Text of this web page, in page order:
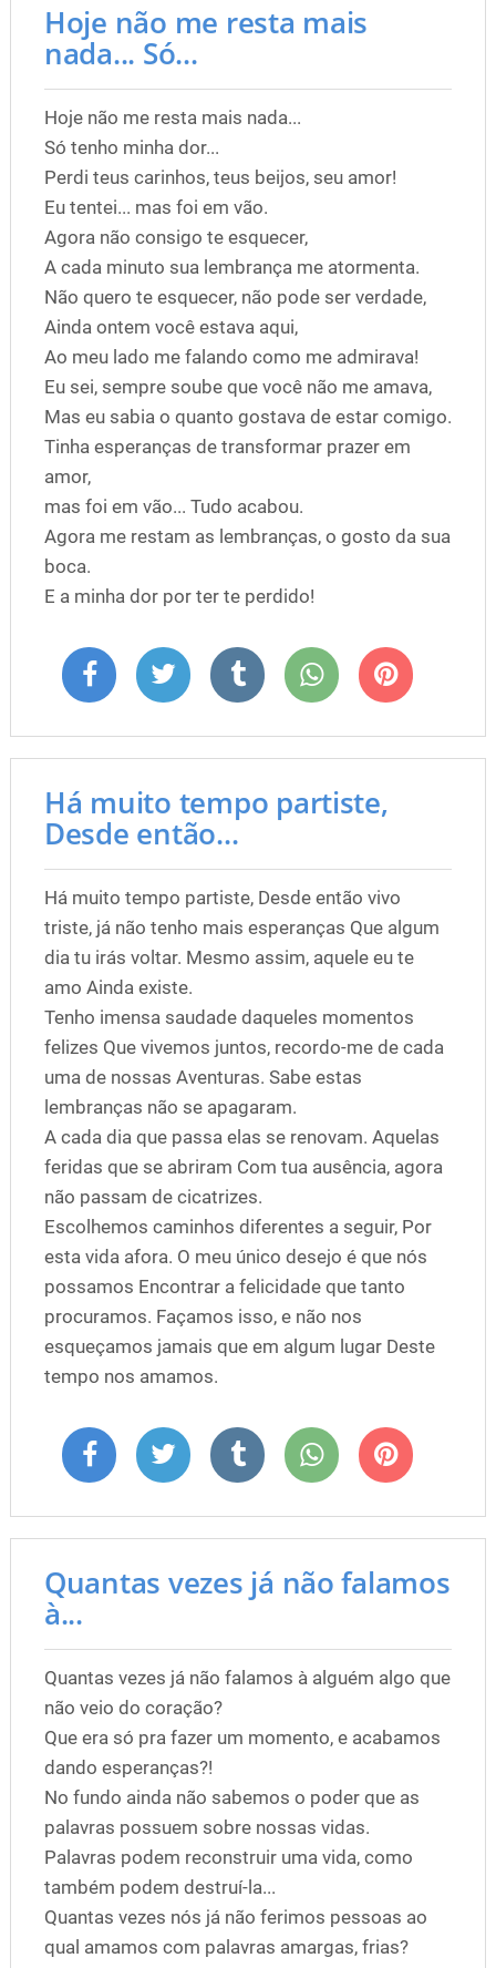
Hoje não me resta mais
nada... Só...
Hoje não me resta mais nada...
Só tenho minha dor...
Perdi teus carinhos, teus beijos, seu amor!
Eu tentei... mas foi em vão.
Agora não consigo te esquecer,
A cada minuto sua lembrança me atormenta.
Não quero te esquecer, não pode ser verdade,
Ainda ontem você estava aqui,
Ao meu lado me falando como me admirava!
Eu sei, sempre soube que você não me amava,
Mas eu sabia o quanto gostava de estar comigo.
Tinha esperanças de transformar prazer em
amor,
mas foi em vão... Tudo acabou.
Agora me restam as lembranças, o gosto da sua
boca.
E a minha dor por ter te perdido!
Há muito tempo partiste,
Desde então...
Há muito tempo partiste, Desde então vivo
triste, já não tenho mais esperanças Que algum
dia tu irás voltar. Mesmo assim, aquele eu te
amo Ainda existe.
Tenho imensa saudade daqueles momentos
felizes Que vivemos juntos, recordo-me de cada
uma de nossas Aventuras. Sabe estas
lembranças não se apagaram.
A cada dia que passa elas se renovam. Aquelas
feridas que se abriram Com tua ausência, agora
não passam de cicatrizes.
Escolhemos caminhos diferentes a seguir, Por
esta vida afora. O meu único desejo é que nós
possamos Encontrar a felicidade que tanto
procuramos. Façamos isso, e não nos
esqueçamos jamais que em algum lugar Deste
tempo nos amamos.
Quantas vezes já não falamos
à...
Quantas vezes já não falamos à alguém algo que
não veio do coração?
Que era só pra fazer um momento, e acabamos
dando esperanças?!
No fundo ainda não sabemos o poder que as
palavras possuem sobre nossas vidas.
Palavras podem reconstruir uma vida, como
também podem destruí-la...
Quantas vezes nós já não ferimos pessoas ao
qual amamos com palavras amargas, frias?